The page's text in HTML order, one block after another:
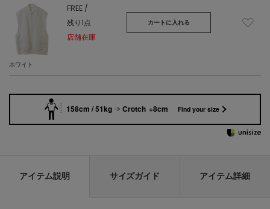
ホワイト
FREE /
残り1点
店舗在庫
カートに入れる
158cm / 51kg Crotch +8cm Find your size
アイテム説明 サイズガイド アイテム詳細